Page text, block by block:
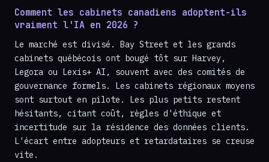
Comment les cabinets canadiens adoptent-ils
vraiment l'IA en 2026 ?
Le marché est divisé. Bay Street et les grands
cabinets québécois ont bougé tôt sur Harvey,
Legora ou Lexis+ AI, souvent avec des comités de
gouvernance formels. Les cabinets régionaux moyens
sont surtout en pilote. Les plus petits restent
hésitants, citant coût, règles d'éthique et
incertitude sur la résidence des données clients.
L'écart entre adopteurs et retardataires se creuse
vite.